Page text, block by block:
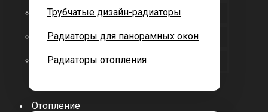
Трубчатые дизайн-радиаторы
Радиаторы для панорамных окон
Радиаторы отопления
Отопление